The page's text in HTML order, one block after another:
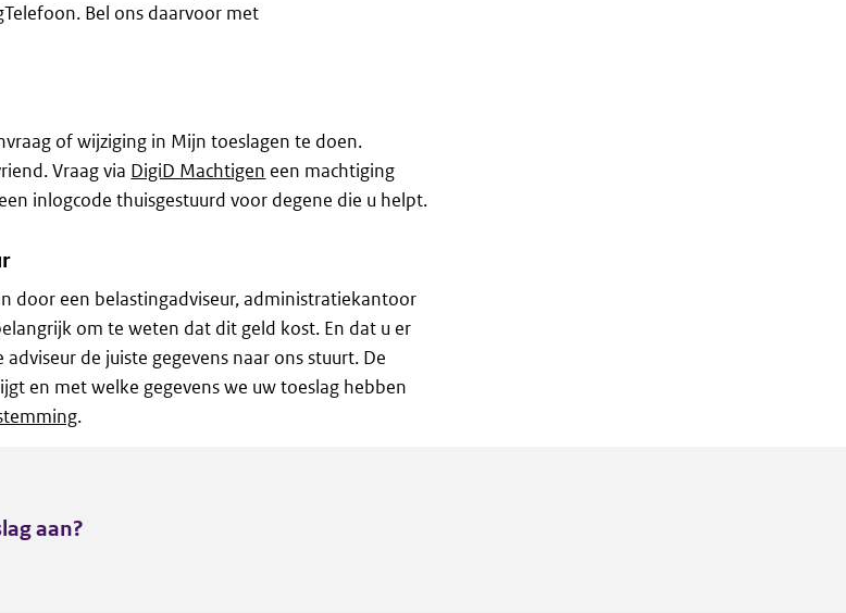
Bel ons daarvoor met
of wijziging in Mijn toeslagen te doen.
Vraag via DigiD Machtigen een machtiging
inlogcode thuisgestuurd voor degene die u helpt.
door een belastingadviseur, administratiekantoor
om te weten dat dit geld kost. En dat u er
de juiste gegevens naar ons stuurt. De
en met welke gegevens we uw toeslag hebben
.
aan?